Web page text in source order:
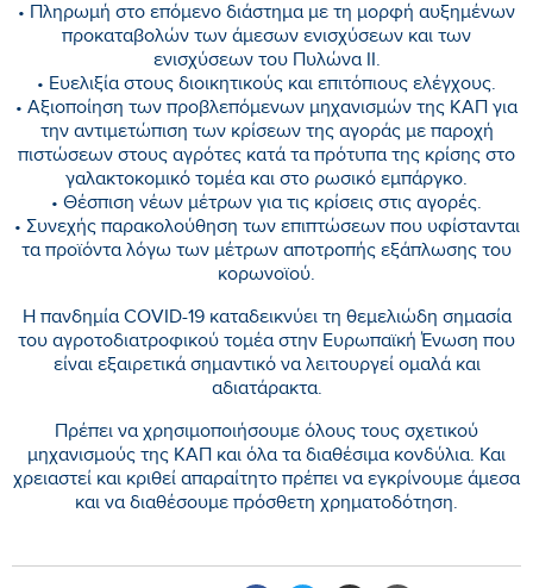
• Πληρωμή στο επόμενο διάστημα με τη μορφή αυξημένων
προκαταβολών των άμεσων ενισχύσεων και των
ενισχύσεων του Πυλώνα ΙΙ.
• Ευελιξία στους διοικητικούς και επιτόπιους ελέγχους.
• Αξιοποίηση των προβλεπόμενων μηχανισμών της ΚΑΠ για
την αντιμετώπιση των κρίσεων της αγοράς με παροχή
πιστώσεων στους αγρότες κατά τα πρότυπα της κρίσης στο
γαλακτοκομικό τομέα και στο ρωσικό εμπάργκο.
• Θέσπιση νέων μέτρων για τις κρίσεις στις αγορές.
• Συνεχής παρακολούθηση των επιπτώσεων που υφίστανται
τα προϊόντα λόγω των μέτρων αποτροπής εξάπλωσης του
κορωνοϊού.
Η πανδημία COVID-19 καταδεικνύει τη θεμελιώδη σημασία
του αγροτοδιατροφικού τομέα στην Ευρωπαϊκή Ένωση που
είναι εξαιρετικά σημαντικό να λειτουργεί ομαλά και
αδιατάρακτα.
Πρέπει να χρησιμοποιήσουμε όλους τους σχετικού
μηχανισμούς της ΚΑΠ και όλα τα διαθέσιμα κονδύλια. Και
χρειαστεί και κριθεί απαραίτητο πρέπει να εγκρίνουμε άμεσα
και να διαθέσουμε πρόσθετη χρηματοδότηση.